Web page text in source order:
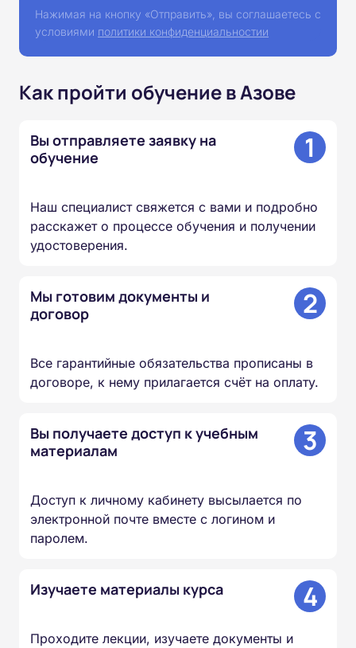
Нажимая на кнопку «Отправить», вы соглашаетесь с
условиями политики конфиденциальностии
Как пройти обучение в Азове
Вы отправляете заявку на
обучение
1
Наш специалист свяжется с вами и подробно
расскажет о процессе обучения и получении
удостоверения.
Мы готовим документы и
договор
2
Все гарантийные обязательства прописаны в
договоре, к нему прилагается счёт на оплату.
Вы получаете доступ к учебным
материалам
3
Доступ к личному кабинету высылается по
электронной почте вместе с логином и
паролем.
Изучаете материалы курса 4
Проходите лекции, изучаете документы и